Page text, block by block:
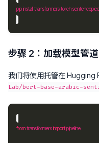
步骤 2：加载模型管道
我们将使用托管在 Hugging
Lab/bert-base-arabic-
from transformers import